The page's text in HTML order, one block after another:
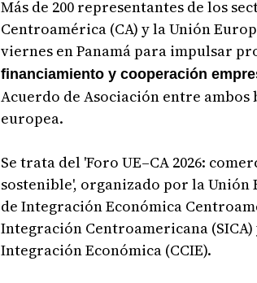
Más de 200 representantes de los
Centroamérica (CA) y la Unión
viernes en Panamá para impulsar
financiamiento y cooperación
Acuerdo de Asociación entre
europea.
Se trata del 'Foro UE–CA 2026:
sostenible', organizado por la
de Integración Económica
Integración Centroamericana
Integración Económica (CCIE).